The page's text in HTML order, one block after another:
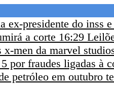
ex-presidente do inss
a corte 16:29
men da marvel
por fraudes ligadas à
petróleo em outubro